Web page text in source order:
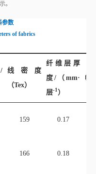
。
参数
of fabrics
线密度
（Tex）
纤维层厚
度/（mm·
层-1）
幅
159 0.17
166 0.18